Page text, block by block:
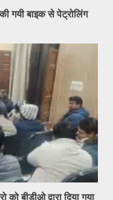
गयी बाइक से पेट्रोलिंग
बीडीओ द्वारा दिया गया